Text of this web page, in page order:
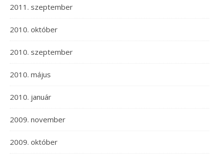
2011. szeptember
2010. október
2010. szeptember
2010. május
2010. január
2009. november
2009. október